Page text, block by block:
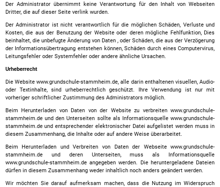
Der Administrator übernimmt keine Verantwortung für den Inhalt von Webseiten
Dritter, die auf dieser Seite verlink wurden.
Der Administrator ist nicht verantwortlich für die möglichen Schäden, Verluste und
Kosten, die aus der Benutzung der Website oder deren mögliche Fehlfunktion, Dies
beinhaltet, die unbefugte Änderung von Daten , oder Schäden, die aus der Verzögerung
der Informationsübertragung entstehen können, Schäden durch eines Computervirus,
Leitungsfehler oder Systemfehler oder andere ähnliche Ursachen.
Urheberrecht
Die Website www.grundschule-stammheim.de, alle darin enthaltenen visuellen, Audio-
oder Textinhalte, sind urheberrechtlich geschützt. Ihre Verwendung ist nur mit
vorheriger schriftlicher Zustimmung des Administrators möglich.
Beim Herunterladen von Daten von der Website zu verbreiten www.grundschule-
stammheim.de und den Unterseiten sollte als Informationsquelle www.grundschule-
stammheim.de und entsprechender elektronischer Datei aufgelistet werden muss in
diesem Zusammenhang, die Inhalte oder auf andere Weise überarbeitet.
Beim Herunterladen und Verbreiten von Daten der Webseite www.grundschule-
stammheim.de und deren Unterseiten, muss als Informationsquelle
www.grundschule-stammheim.de angegeben werden. Die heruntergeladene Dateien
dürfen in diesem Zusammenhang weder inhaltlich noch anders geändert werden.
Wir möchten Sie darauf aufmerksam machen, dass die Nutzung im Widerspruch